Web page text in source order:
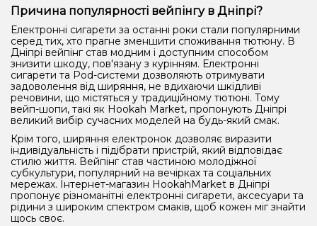
Причина популярності вейпінгу в Дніпрі?
Електронні сигарети за останні роки стали популярними
серед тих, хто прагне зменшити споживання тютюну. В
Дніпрі вейпінг став модним і доступним способом
знизити шкоду, пов'язану з курінням. Електронні
сигарети та Pod-системи дозволяють отримувати
задоволення від ширяння, не вдихаючи шкідливі
речовини, що містяться у традиційному тютюні. Тому
вейп-шопи, такі як Hookah Market, пропонують Дніпрі
великий вибір сучасних моделей на будь-який смак.
Крім того, ширяння електронок дозволяє виразити
індивідуальність і підібрати пристрій, який відповідає
стилю життя. Вейпінг став частиною молодіжної
субкультури, популярний на вечірках та соціальних
мережах. Інтернет-магазин HookahMarket в Дніпрі
пропонує різноманітні електронні сигарети, аксесуари та
рідини з широким спектром смаків, щоб кожен міг знайти
щось своє.